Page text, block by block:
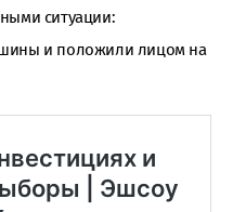
ситуации:
и положили лицом на